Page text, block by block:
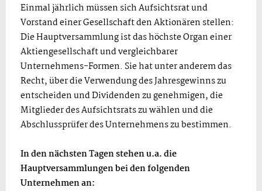
Einmal jährlich müssen sich Aufsichtsrat und
Vorstand einer Gesellschaft den Aktionären stellen:
Die Hauptversammlung ist das höchste Organ einer
Aktiengesellschaft und vergleichbarer
Unternehmens-Formen. Sie hat unter anderem das
Recht, über die Verwendung des Jahresgewinns zu
entscheiden und Dividenden zu genehmigen, die
Mitglieder des Aufsichtsrats zu wählen und die
Abschlussprüfer des Unternehmens zu bestimmen.
In den nächsten Tagen stehen u.a. die
Hauptversammlungen bei den folgenden
Unternehmen an: